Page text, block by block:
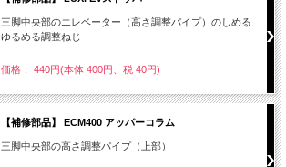
三脚中央部のエレベーター（高さ調整パイプ）のしめる
ゆるめる調整ねじ
価格： 440円(本体 400円、税 40円)
【補修部品】 ECM400 アッパーコラム
三脚中央部の高さ調整パイプ（上部）